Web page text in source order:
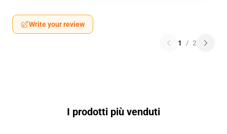
Write your review
1 / 2
I prodotti più venduti